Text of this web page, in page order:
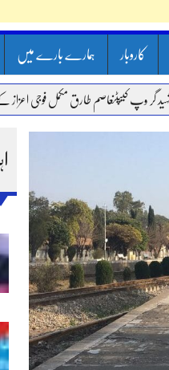
کاروبار ہمارے بارے میں
کیپٹنعاصم طارق مکمل فوجی اعزاز کے ساتھ